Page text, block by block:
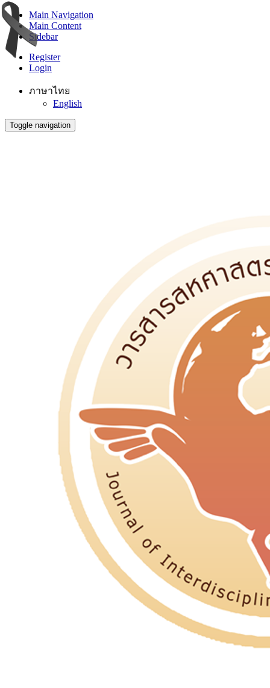
Main Navigation
Main Content
Sidebar
Register
Login
ภาษาไทย
English
Toggle navigation